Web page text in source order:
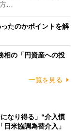
方…
たのかポイントを解
相の「円資産への投
一覧を見る
なり得る」“介入慣
米協調為替介入」